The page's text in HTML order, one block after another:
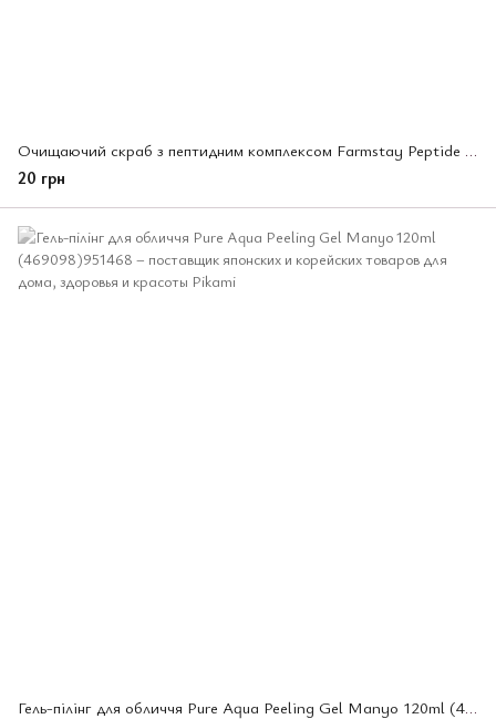
Очищаючий скраб з пептидним комплексом Farmstay Peptide 9 Baking Powder Pore Scrub 7 г (841766)
20 грн
Гель-пілінг для обличчя Pure Aqua Peeling Gel Manyo 120ml (469098)